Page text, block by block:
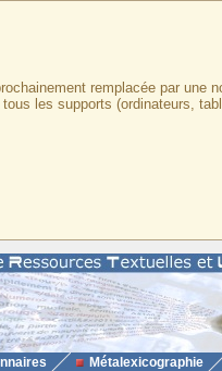
remplacée par une
les supports (ordinateurs,
Métalexicographie